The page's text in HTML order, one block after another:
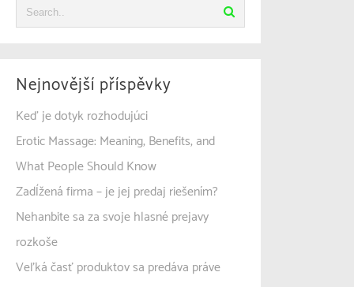
Nejnovější příspěvky
Keď je dotyk rozhodujúci
Erotic Massage: Meaning, Benefits, and
What People Should Know
Zadĺžená firma – je jej predaj riešením?
Nehanbite sa za svoje hlasné prejavy
rozkoše
Veľká časť produktov sa predáva práve